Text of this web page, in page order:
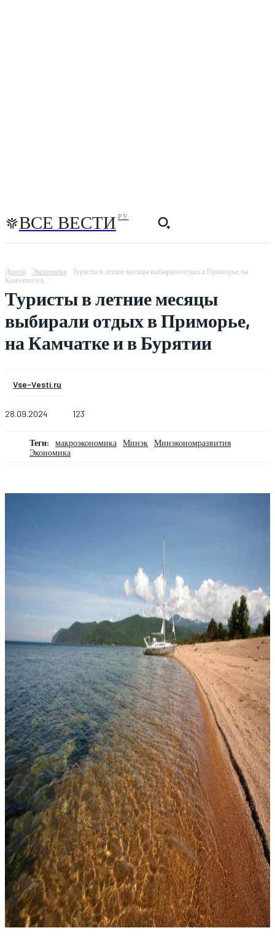
ВСЕ ВЕСТИ РУ
Домой Экономика
Туристы в летние месяцы выбирали отдых в Приморье, на
Камчатке и в...
Туристы в летние месяцы
выбирали отдых в Приморье,
на Камчатке и в Бурятии
Vse-Vesti.ru
28.09.2024 123
Теги: макроэкономика Минэк Минэкономразвития
Экономика